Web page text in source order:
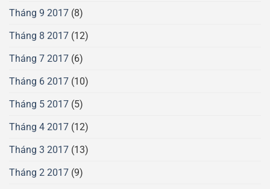
Tháng 9 2017 (8)
Tháng 8 2017 (12)
Tháng 7 2017 (6)
Tháng 6 2017 (10)
Tháng 5 2017 (5)
Tháng 4 2017 (12)
Tháng 3 2017 (13)
Tháng 2 2017 (9)